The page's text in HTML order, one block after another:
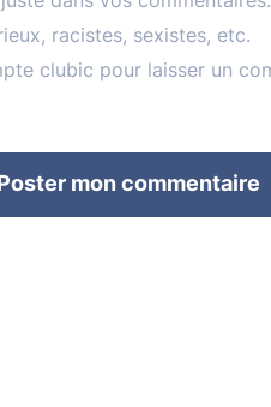
Poster mon commentaire